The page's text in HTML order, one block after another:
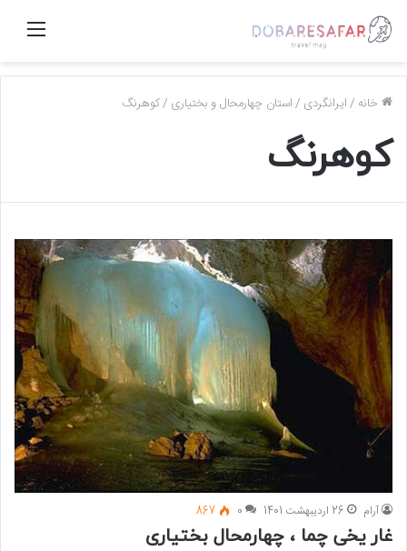
منو
خانه /ایرانگردی /استان چهارمحال و بختیاری /کوهرنگ
کوهرنگ
آرام 26 اردیبهشت 1401 0
867
غار یخی چما ، چهارمحال بختیاری